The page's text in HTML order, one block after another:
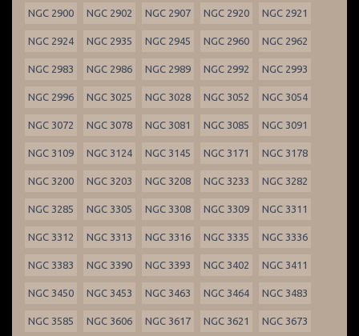
NGC 2900 NGC 2902 NGC 2907 NGC 2920 NGC 2921
NGC 2924 NGC 2935 NGC 2945 NGC 2960 NGC 2962
NGC 2983 NGC 2986 NGC 2989 NGC 2992 NGC 2993
NGC 2996 NGC 3025 NGC 3028 NGC 3052 NGC 3054
NGC 3072 NGC 3078 NGC 3081 NGC 3085 NGC 3091
NGC 3109 NGC 3124 NGC 3145 NGC 3171 NGC 3178
NGC 3200 NGC 3203 NGC 3208 NGC 3233 NGC 3282
NGC 3285 NGC 3305 NGC 3308 NGC 3309 NGC 3311
NGC 3312 NGC 3313 NGC 3316 NGC 3335 NGC 3336
NGC 3383 NGC 3390 NGC 3393 NGC 3402 NGC 3411
NGC 3450 NGC 3453 NGC 3463 NGC 3464 NGC 3483
NGC 3585 NGC 3606 NGC 3617 NGC 3621 NGC 3673